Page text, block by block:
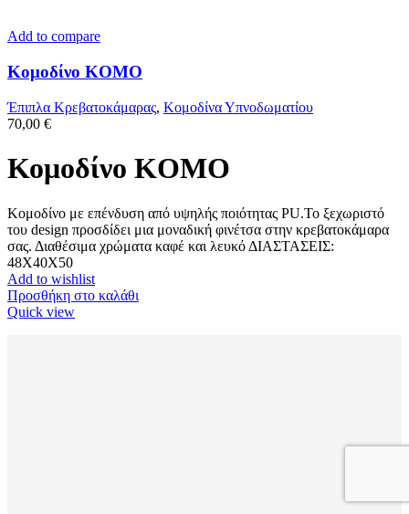
Add to compare
Κομοδίνο KOMO
Έπιπλα Κρεβατοκάμαρας, Κομοδίνα Υπνοδωματίου
70,00 €
Κομοδίνο KOMO
Κομοδίνο με επένδυση από υψηλής ποιότητας PU.Το ξεχωριστό
του design προσδίδει μια μοναδική φινέτσα στην κρεβατοκάμαρα
σας. Διαθέσιμα χρώματα καφέ και λευκό ΔΙΑΣΤΑΣΕΙΣ:
48X40X50
Add to wishlist
Προσθήκη στο καλάθι
Quick view